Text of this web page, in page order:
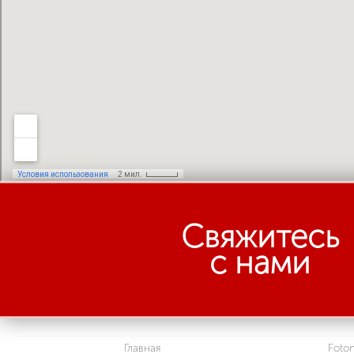
Свяжитесь
с нами
Главная